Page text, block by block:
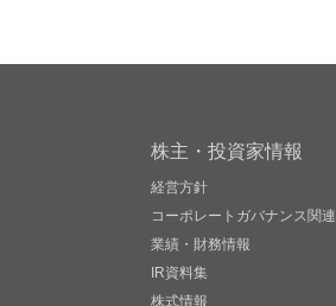
株主・投資家情報
経営方針
コーポレートガバナンス関連
業績・財務情報
IR資料集
株式情報